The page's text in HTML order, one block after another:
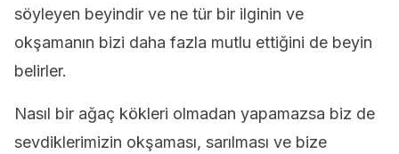
söyleyen beyindir ve ne tür bir ilginin ve
okşamanın bizi daha fazla mutlu ettiğini de beyin
belirler.
Nasıl bir ağaç kökleri olmadan yapamazsa biz de
sevdiklerimizin okşaması, sarılması ve bize